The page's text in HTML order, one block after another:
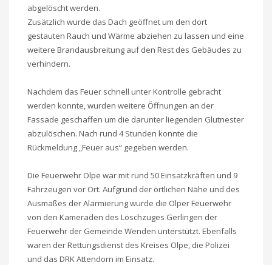
abgelöscht werden.
Zusätzlich wurde das Dach geöffnet um den dort
gestauten Rauch und Wärme abziehen zu lassen und eine
weitere Brandausbreitung auf den Rest des Gebäudes zu
verhindern.
Nachdem das Feuer schnell unter Kontrolle gebracht
werden konnte, wurden weitere Öffnungen an der
Fassade geschaffen um die darunter liegenden Glutnester
abzulöschen. Nach rund 4 Stunden konnte die
Rückmeldung „Feuer aus“ gegeben werden.
Die Feuerwehr Olpe war mit rund 50 Einsatzkräften und 9
Fahrzeugen vor Ort. Aufgrund der örtlichen Nähe und des
Ausmaßes der Alarmierung wurde die Olper Feuerwehr
von den Kameraden des Löschzuges Gerlingen der
Feuerwehr der Gemeinde Wenden unterstützt. Ebenfalls
waren der Rettungsdienst des Kreises Olpe, die Polizei
und das DRK Attendorn im Einsatz.